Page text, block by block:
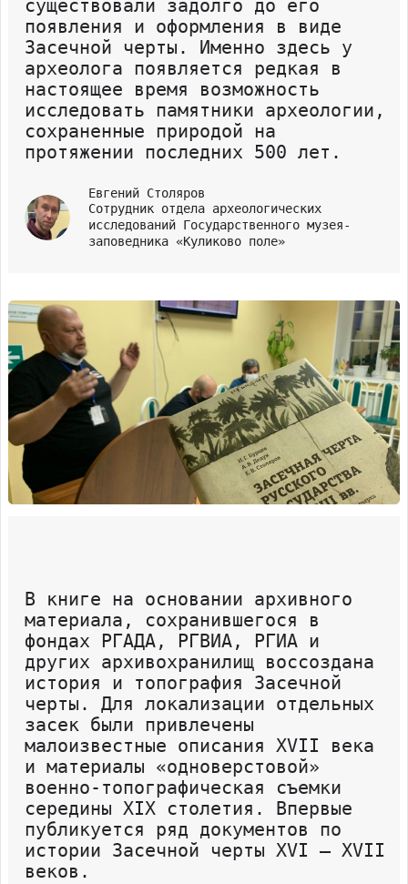
существовали задолго до его
появления и оформления в виде
Засечной черты. Именно здесь у
археолога появляется редкая в
настоящее время возможность
исследовать памятники археологии,
сохраненные природой на
протяжении последних 500 лет.
Евгений Столяров
Сотрудник отдела археологических
исследований Государственного музея-
заповедника «Куликово поле»
В книге на основании архивного
материала, сохранившегося в
фондах РГАДА, РГВИА, РГИА и
других архивохранилищ воссоздана
история и топография Засечной
черты. Для локализации отдельных
засек были привлечены
малоизвестные описания XVII века
и материалы «одноверстовой»
военно-топографическая съемки
середины XIX столетия. Впервые
публикуется ряд документов по
истории Засечной черты XVI – XVII
веков.